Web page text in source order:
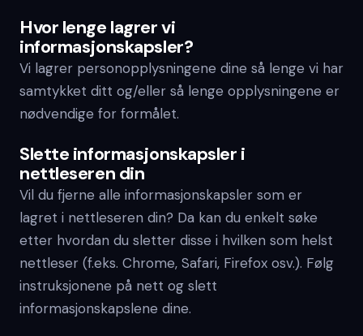
Hvor lenge lagrer vi
informasjonskapsler?
Vi lagrer personopplysningene dine så lenge vi har
samtykket ditt og/eller så lenge opplysningene er
nødvendige for formålet.
Slette informasjonskapsler i
nettleseren din
Vil du fjerne alle informasjonskapsler som er
lagret i nettleseren din? Da kan du enkelt søke
etter hvordan du sletter disse i hvilken som helst
nettleser (f.eks. Chrome, Safari, Firefox osv.). Følg
instruksjonene på nett og slett
informasjonskapslene dine.